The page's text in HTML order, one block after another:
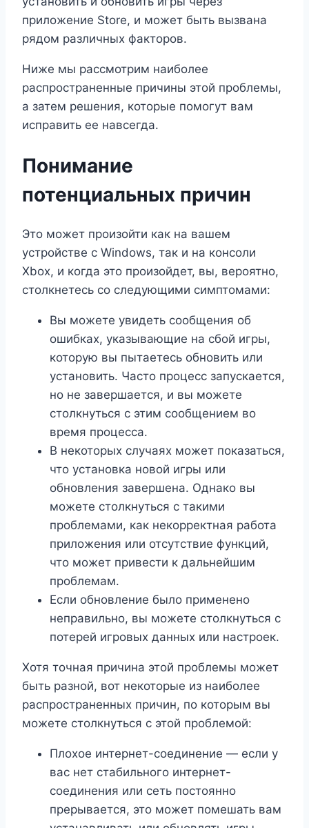
приложение Store, и может быть вызвана
рядом различных факторов.
Ниже мы рассмотрим наиболее
распространенные причины этой проблемы,
а затем решения, которые помогут вам
исправить ее навсегда.
Понимание
потенциальных причин
Это может произойти как на вашем
устройстве с Windows, так и на консоли
Xbox, и когда это произойдет, вы, вероятно,
столкнетесь со следующими симптомами:
Вы можете увидеть сообщения об
ошибках, указывающие на сбой игры,
которую вы пытаетесь обновить или
установить. Часто процесс запускается,
но не завершается, и вы можете
столкнуться с этим сообщением во
время процесса.
В некоторых случаях может показаться,
что установка новой игры или
обновления завершена. Однако вы
можете столкнуться с такими
проблемами, как некорректная работа
приложения или отсутствие функций,
что может привести к дальнейшим
проблемам.
Если обновление было применено
неправильно, вы можете столкнуться с
потерей игровых данных или настроек.
Хотя точная причина этой проблемы может
быть разной, вот некоторые из наиболее
распространенных причин, по которым вы
можете столкнуться с этой проблемой:
Плохое интернет-соединение — если у
вас нет стабильного интернет-
соединения или сеть постоянно
прерывается, это может помешать вам